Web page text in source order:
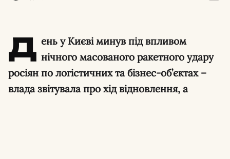
Д ень у Києві минув під впливом
нічного масованого ракетного удару
росіян по логістичних та бізнес-об’єктах –
влада звітувала про хід відновлення, а